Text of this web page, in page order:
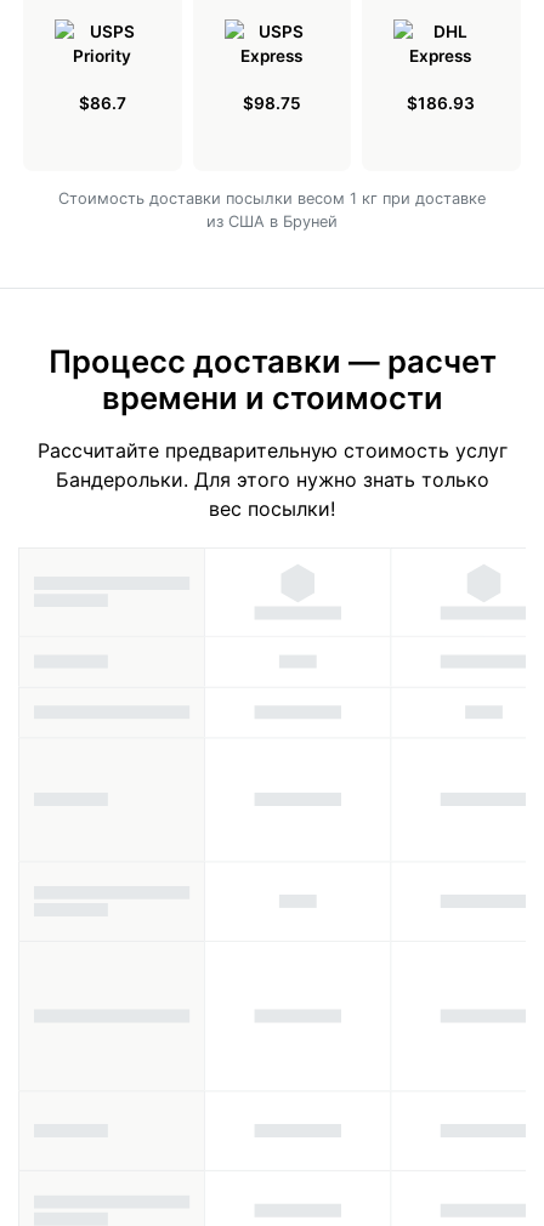
$86.7 $98.75 $186.93
Cтоимость доставки посылки весом 1 кг при доставке
из США в Бруней
Процесс доставки — расчет
времени и стоимости
Рассчитайте предварительную стоимость услуг
Бандерольки. Для этого нужно знать только
вес посылки!